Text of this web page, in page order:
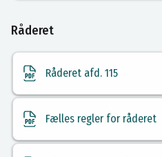
Råderet
Råderet afd. 115
Fælles regler for råderet